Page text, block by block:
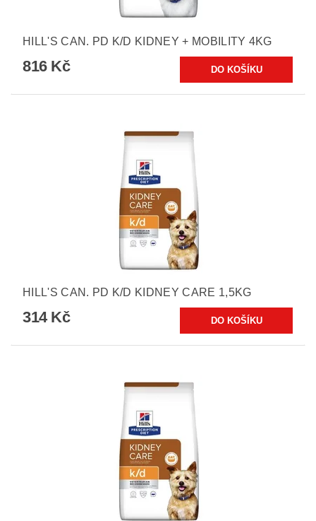
HILL'S CAN. PD K/D KIDNEY + MOBILITY 4KG
816 Kč
HILL'S CAN. PD K/D KIDNEY CARE 1,5KG
314 Kč